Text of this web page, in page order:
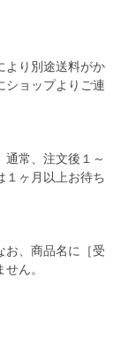
より別途送料がか
ショップよりご連
常、注文後１～
１ヶ月以上お待ち
お、商品名に［受
ん。